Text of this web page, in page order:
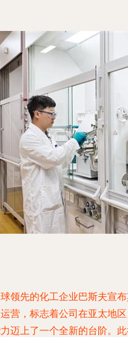
领先的化工企业巴斯夫宣
营，标志着公司在亚太地
迈上了一个全新的台阶。